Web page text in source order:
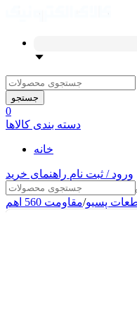
جستجو
0
دسته بندی کالاها
خانه
ورود / ثبت نام راهنمای خرید
پسیو/